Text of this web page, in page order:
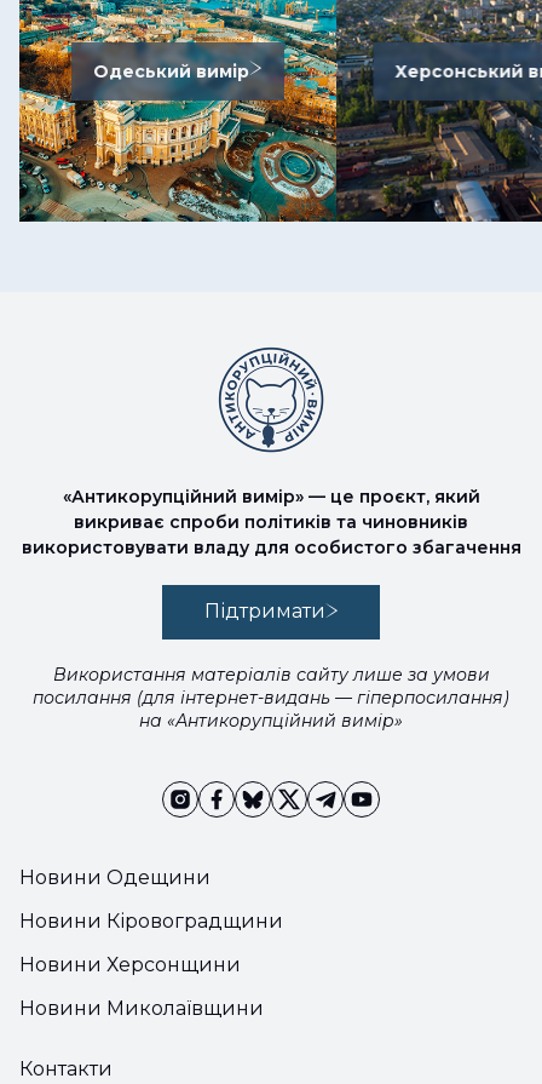
Одеський вимір Херсонський
Новини Одещини
Новини Кіровоградщини
Новини Херсонщини
Новини Миколаївщини
«Антикорупційний вимір» — це проєкт, який
викриває спроби політиків та чиновників
використовувати владу для особистого збагачення
Підтримати
Використання матеріалів сайту лише за умови
посилання (для інтернет-видань — гіперпосилання)
на «Антикорупційний вимір»
Контакти